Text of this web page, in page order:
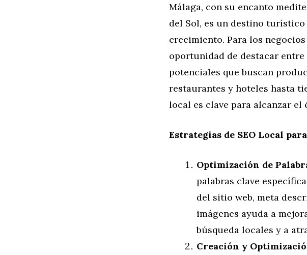
Málaga, con su encanto
del Sol, es un destino
crecimiento. Para los
oportunidad de destacar
potenciales que buscan
restaurantes y hoteles hasta
local es clave para alcanzar el
Estrategias de SEO Local
Optimización de
palabras clave
del sitio web, meta
imágenes ayuda a
búsqueda locales y a
Creación y